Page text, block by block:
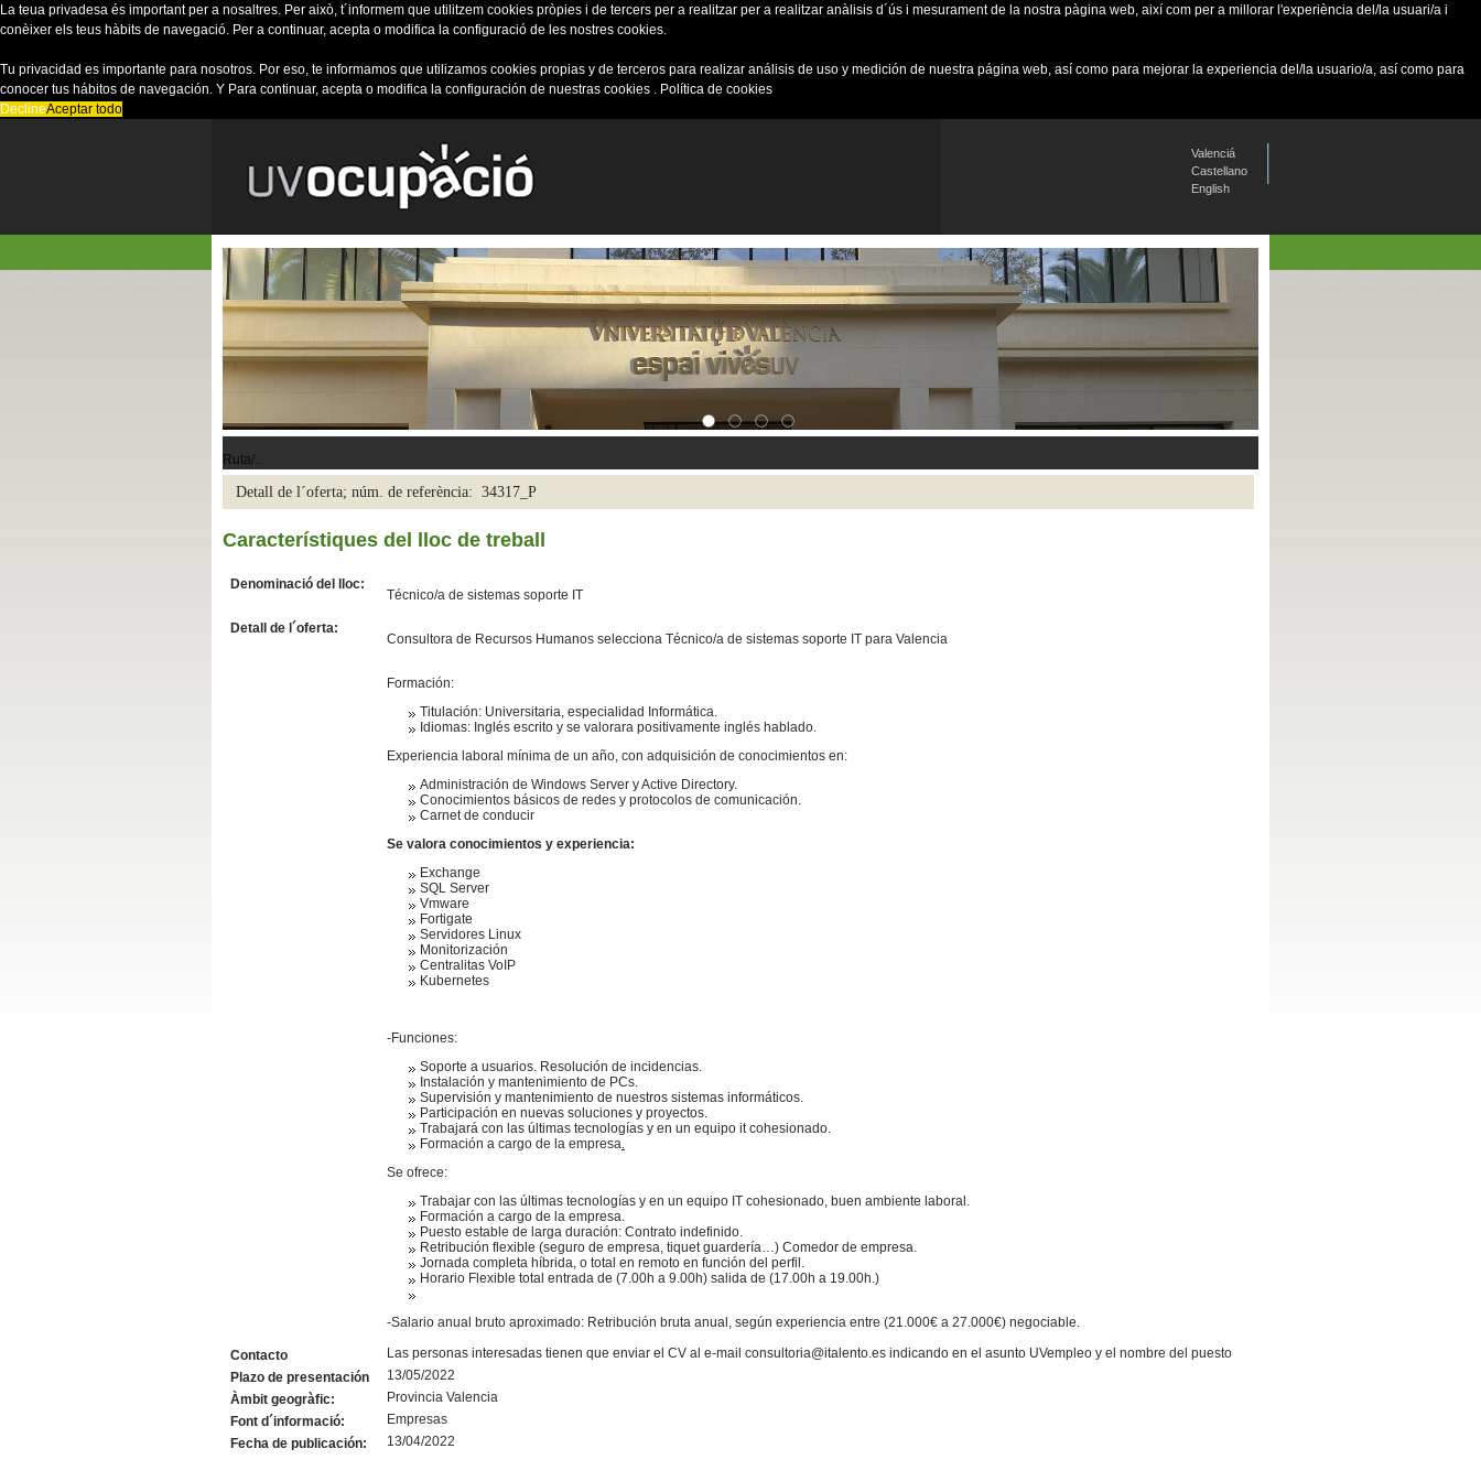
La teua privadesa és important per a nosaltres. Per això, t´informem que utilitzem cookies pròpies i de tercers per a realitzar per a realitzar anàlisis d´ús i mesurament de la nostra pàgina web, així com per a millorar l'experiència del/la usuari/a i
conèixer els teus hàbits de navegació. Per a continuar, acepta o modifica la configuració de les nostres cookies.
Tu privacidad es importante para nosotros. Por eso, te informamos que utilizamos cookies propias y de terceros para realizar análisis de uso y medición de nuestra página web, así como para mejorar la experiencia del/la usuario/a, así como para
conocer tus hábitos de navegación. Y Para continuar, acepta o modifica la configuración de nuestras cookies . Política de cookies
DeclineAceptar todo
Valenciá
Castellano
English
Ruta/..
Detall de l´oferta; núm. de referència: 34317_P
Característiques del lloc de treball
Denominació del lloc:
Técnico/a de sistemas soporte IT
Detall de l´oferta:
Consultora de Recursos Humanos selecciona Técnico/a de sistemas soporte IT para Valencia
Formación:
Titulación: Universitaria, especialidad Informática.
Idiomas: Inglés escrito y se valorara positivamente inglés hablado.
Experiencia laboral mínima de un año, con adquisición de conocimientos en:
Administración de Windows Server y Active Directory.
Conocimientos básicos de redes y protocolos de comunicación.
Carnet de conducir
Se valora conocimientos y experiencia:
Exchange
SQL Server
Vmware
Fortigate
Servidores Linux
Monitorización
Centralitas VoIP
Kubernetes
-Funciones:
Soporte a usuarios. Resolución de incidencias.
Instalación y mantenimiento de PCs.
Supervisión y mantenimiento de nuestros sistemas informáticos.
Participación en nuevas soluciones y proyectos.
Trabajará con las últimas tecnologías y en un equipo it cohesionado.
Formación a cargo de la empresa
Se ofrece:
Trabajar con las últimas tecnologías y en un equipo IT cohesionado, buen ambiente laboral.
Formación a cargo de la empresa.
Puesto estable de larga duración: Contrato indefinido.
Retribución flexible (seguro de empresa, tiquet guardería…) Comedor de empresa.
Jornada completa híbrida, o total en remoto en función del perfil.
Horario Flexible total entrada de (7.00h a 9.00h) salida de (17.00h a 19.00h.)
-Salario anual bruto aproximado: Retribución bruta anual, según experiencia entre (21.000€ a 27.000€) negociable.
Contacto
Las personas interesadas tienen que enviar el CV al e-mail consultoria@italento.es indicando en el asunto UVempleo y el nombre del puesto
Plazo de presentación
13/05/2022
Àmbit geogràfic:
Provincia Valencia
Font d´informació:
Empresas
Fecha de publicación:
13/04/2022